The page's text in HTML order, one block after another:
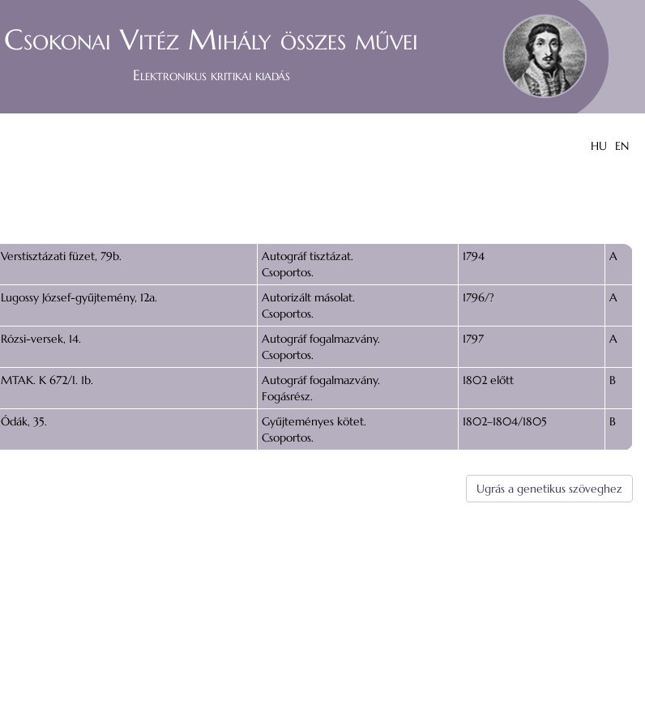
Csokonai Vitéz Mihály összes művei
Elektronikus kritikai kiadás
HU EN
Verstisztázati füzet, 79b.
Autográf tisztázat.
Csoportos.
1794 A
Lugossy József-gyűjtemény, 12a.
Autorizált másolat.
Csoportos.
1796/? A
Rózsi-versek, 14.
Autográf fogalmazvány.
Csoportos.
1797 A
MTAK. K 672/I. 1b.
Autográf fogalmazvány.
Fogásrész.
1802 előtt B
Ódák, 35.
Gyűjteményes kötet.
Csoportos.
1802–1804/1805 B
Ugrás a genetikus szöveghez